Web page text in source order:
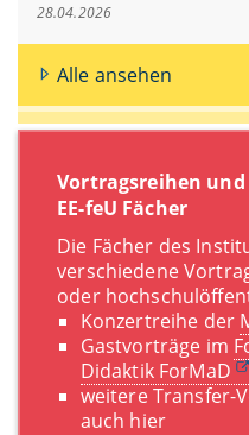
Vortragsreihen
EE-feU Fächer
Die Fächer des
verschiedene
oder
Konzertreihe der
Gastvorträge im
Didaktik ForMaD
weitere Transfer-
auch hier
28.04.2026
Alle ansehen